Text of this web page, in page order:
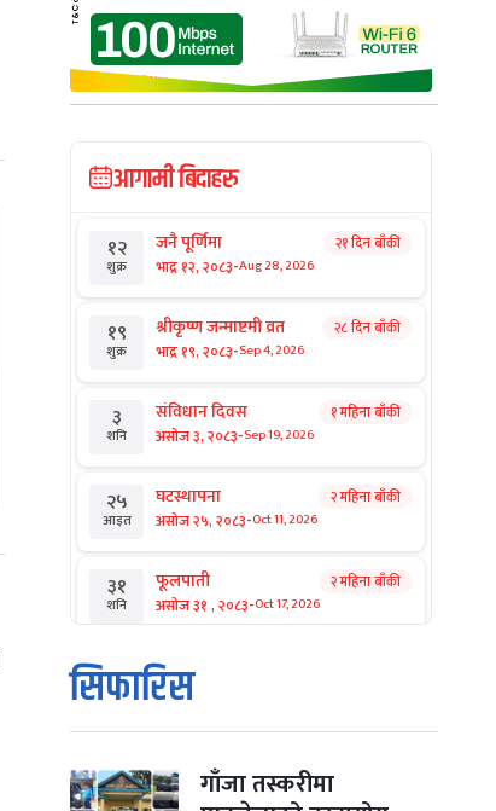
आगामी बिदाहरु
१२
शुक्र
जनै पूर्णिमा
भाद्र १२, २०८३-Aug 28, 2026
२१ दिन बाँकी
१९
शुक्र
श्रीकृष्ण जन्माष्टमी व्रत
भाद्र १९, २०८३-Sep 4, 2026
२८ दिन बाँकी
३
शनि
संविधान दिवस
असोज ३, २०८३-Sep 19, 2026
१ महिना बाँकी
२५
आइत
घटस्थापना
असोज २५, २०८३-Oct 11, 2026
२ महिना बाँकी
३१
शनि
फूलपाती
असोज ३१ , २०८३-Oct 17, 2026
२ महिना बाँकी
१
आइत
कार्तिक सङ्क्रान्ति
कार्तिक १, २०८३
मंगल कार्तिक ३, २०८३- Oct 20, 2026
सिफारिस
गाँजा तस्करीमा